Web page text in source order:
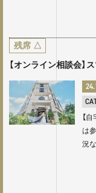
残席 △
【オンライン相談会】
【
は
況